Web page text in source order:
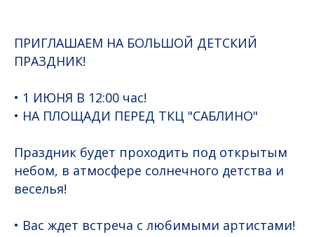
ПРИГЛАШАЕМ НА БОЛЬШОЙ ДЕТСКИЙ
ПРАЗДНИК!
• 1 ИЮНЯ В 12:00 час!
• НА ПЛОЩАДИ ПЕРЕД ТКЦ "САБЛИНО"
Праздник будет проходить под открытым
небом, в атмосфере солнечного детства и
веселья!
• Вас ждет встреча с любимыми артистами!